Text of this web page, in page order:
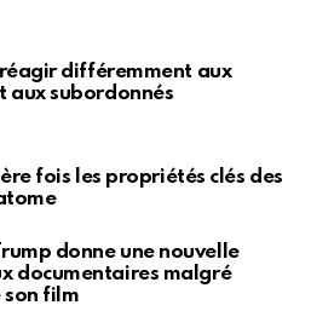
différemment aux
aux subordonnés
fois les propriétés clés des
donne une nouvelle
documentaires malgré
son film